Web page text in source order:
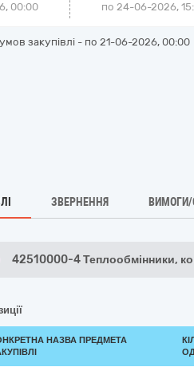
00:00
по 24-06-2026,
закупівлі - по 21-06-2026, 00:00
ЗВЕРНЕННЯ ВИМОГИ/
42510000-4 Теплообмінники,
НАЗВА ПРЕДМЕТА